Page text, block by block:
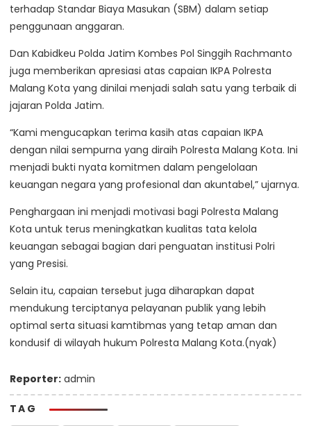
terhadap Standar Biaya Masukan (SBM) dalam setiap
penggunaan anggaran.
Dan Kabidkeu Polda Jatim Kombes Pol Singgih Rachmanto
juga memberikan apresiasi atas capaian IKPA Polresta
Malang Kota yang dinilai menjadi salah satu yang terbaik di
jajaran Polda Jatim.
“Kami mengucapkan terima kasih atas capaian IKPA
dengan nilai sempurna yang diraih Polresta Malang Kota. Ini
menjadi bukti nyata komitmen dalam pengelolaan
keuangan negara yang profesional dan akuntabel,” ujarnya.
Penghargaan ini menjadi motivasi bagi Polresta Malang
Kota untuk terus meningkatkan kualitas tata kelola
keuangan sebagai bagian dari penguatan institusi Polri
yang Presisi.
Selain itu, capaian tersebut juga diharapkan dapat
mendukung terciptanya pelayanan publik yang lebih
optimal serta situasi kamtibmas yang tetap aman dan
kondusif di wilayah hukum Polresta Malang Kota.(nyak)
Reporter: admin
TAG